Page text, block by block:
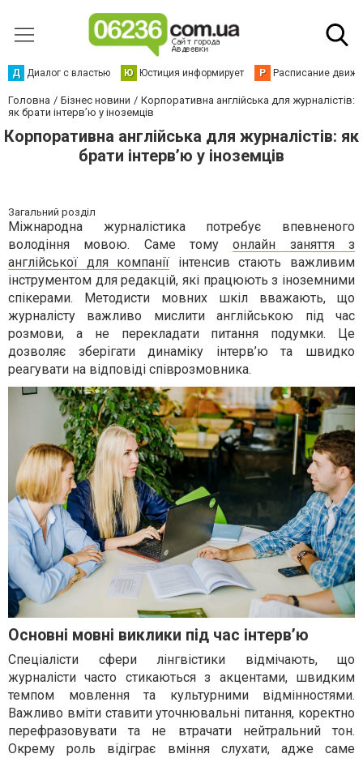
Д Диалог с властью Ю Юстиция информирует Р Расписание
Головна Бізнес новини
Корпоративна англійська для журналістів:
як брати інтерв’ю у іноземців
Корпоративна англійська для журналістів: як
брати інтерв’ю у іноземців
Загальний розділ
Міжнародна журналістика потребує впевненого
володіння мовою. Саме томуонлайн заняття з
англійської для компанії інтенсив стають важливим
інструментом для редакцій, які працюють з іноземними
спікерами. Методисти мовних шкіл вважають, що
журналісту важливо мислити англійською під час
розмови, а не перекладати питання подумки. Це
дозволяє зберігати динаміку інтерв’ю та швидко
реагувати на відповіді співрозмовника.
Основні мовні виклики під час інтерв’ю
Спеціалісти сфери лінгвістики відмічають, що
журналісти часто стикаються з акцентами, швидким
темпом мовлення та культурними відмінностями.
Важливо вміти ставити уточнювальні питання, коректно
перефразовувати та не втрачати нейтральний тон.
Окрему роль відіграє вміння слухати, адже саме